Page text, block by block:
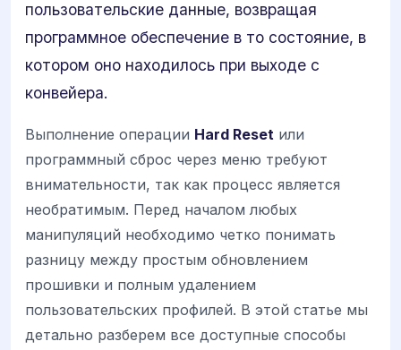
пользовательские данные, возвращая
программное обеспечение в то состояние, в
котором оно находилось при выходе с
конвейера.
Выполнение операции Hard Reset или
программный сброс через меню требуют
внимательности, так как процесс является
необратимым. Перед началом любых
манипуляций необходимо четко понимать
разницу между простым обновлением
прошивки и полным удалением
пользовательских профилей. В этой статье мы
детально разберем все доступные способы